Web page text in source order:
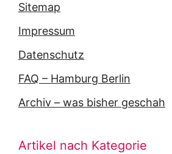
Sitemap
Impressum
Datenschutz
FAQ – Hamburg Berlin
Archiv – was bisher geschah
Artikel nach Kategorie